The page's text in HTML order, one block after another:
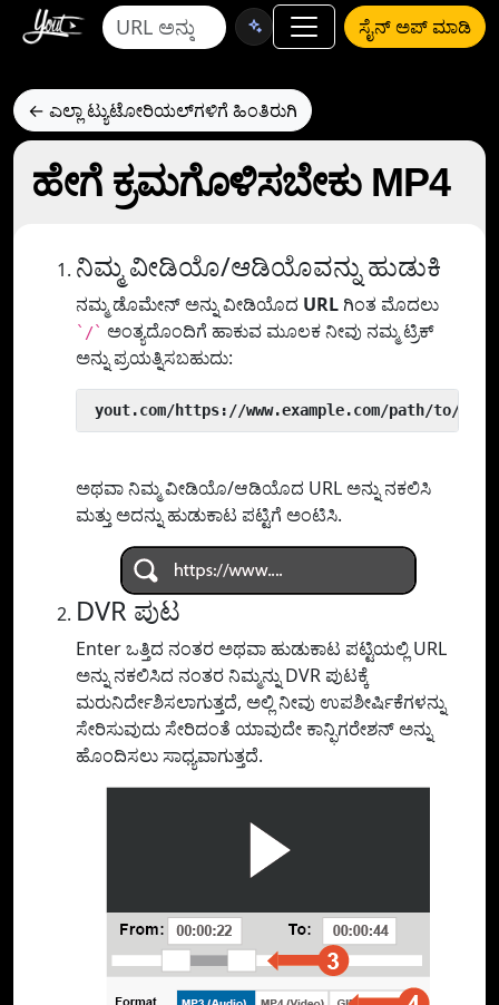
ಸೈನ್ ಅಪ್ ಮಾಡಿ
← ಎಲ್ಲಾ ಟ್ಯುಟೋರಿಯಲ್‌ಗಳಿಗೆ ಹಿಂತಿರುಗಿ
ಹೇಗೆ ಕ್ರಮಗೊಳಿಸಬೇಕು MP4
ನಿಮ್ಮ ವೀಡಿಯೊ/ಆಡಿಯೊವನ್ನು ಹುಡುಕಿ
ನಮ್ಮ ಡೊಮೇನ್ ಅನ್ನು ವೀಡಿಯೊದ URL ಗಿಂತ ಮೊದಲು
`/` ಅಂತ್ಯದೊಂದಿಗೆ ಹಾಕುವ ಮೂಲಕ ನೀವು ನಮ್ಮ ಟ್ರಿಕ್
ಅನ್ನು ಪ್ರಯತ್ನಿಸಬಹುದು:
yout.com/https://www.example.com/path/to/
ಅಥವಾ ನಿಮ್ಮ ವೀಡಿಯೊ/ಆಡಿಯೊದ URL ಅನ್ನು ನಕಲಿಸಿ
ಮತ್ತು ಅದನ್ನು ಹುಡುಕಾಟ ಪಟ್ಟಿಗೆ ಅಂಟಿಸಿ.
DVR ಪುಟ
Enter ಒತ್ತಿದ ನಂತರ ಅಥವಾ ಹುಡುಕಾಟ ಪಟ್ಟಿಯಲ್ಲಿ URL
ಅನ್ನು ನಕಲಿಸಿದ ನಂತರ ನಿಮ್ಮನ್ನು DVR ಪುಟಕ್ಕೆ
ಮರುನಿರ್ದೇಶಿಸಲಾಗುತ್ತದೆ, ಅಲ್ಲಿ ನೀವು ಉಪಶೀರ್ಷಿಕೆಗಳನ್ನು
ಸೇರಿಸುವುದು ಸೇರಿದಂತೆ ಯಾವುದೇ ಕಾನ್ಫಿಗರೇಶನ್ ಅನ್ನು
ಹೊಂದಿಸಲು ಸಾಧ್ಯವಾಗುತ್ತದೆ.